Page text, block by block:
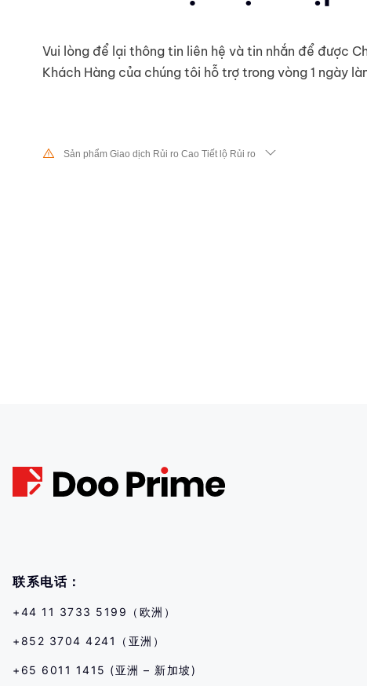
Vui lòng để lại thông tin liên hệ và tin nhắn để được
Khách Hàng của chúng tôi hỗ trợ trong vòng 1 ngày
Sản phẩm Giao dịch Rủi ro Cao Tiết lộ Rủi ro
联系电话：
+44 11 3733 5199（欧洲）
+852 3704 4241（亚洲）
+65 6011 1415 (亚洲 – 新加坡)